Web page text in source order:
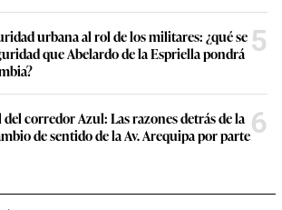
urbana al rol de los militares: ¿qué se
que Abelardo de la Espriella pondrá 5
corredor Azul: Las razones detrás de la
de sentido de la Av. Arequipa por parte6